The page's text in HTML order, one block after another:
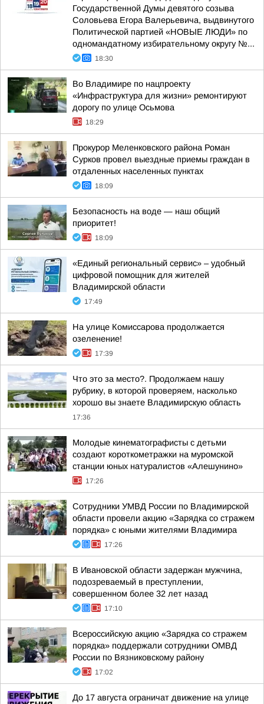
Государственной Думы девятого созыва
Соловьева Егора Валерьевича, выдвинутого
Политической партией «НОВЫЕ ЛЮДИ» по
одномандатному избирательному округу №...
18:30
Во Владимире по нацпроекту
«Инфраструктура для жизни» ремонтируют
дорогу по улице Осьмова
18:29
Прокурор Меленковского района Роман
Сурков провел выездные приемы граждан в
отдаленных населенных пунктах
18:09
Безопасность на воде — наш общий
приоритет!
18:09
«Единый региональный сервис» – удобный
цифровой помощник для жителей
Владимирской области
17:49
На улице Комиссарова продолжается
озеленение!
17:39
Что это за место?. Продолжаем нашу
рубрику, в которой проверяем, насколько
хорошо вы знаете Владимирскую область
17:36
Молодые кинематографисты с детьми
создают короткометражки на муромской
станции юных натуралистов «Алешунино»
17:26
Сотрудники УМВД России по Владимирской
области провели акцию «Зарядка со стражем
порядка» с юными жителями Владимира
17:26
В Ивановской области задержан мужчина,
подозреваемый в преступлении,
совершенном более 32 лет назад
17:10
Всероссийскую акцию «Зарядка со стражем
порядка» поддержали сотрудники ОМВД
России по Вязниковскому району
17:02
До 17 августа ограничат движение на улице